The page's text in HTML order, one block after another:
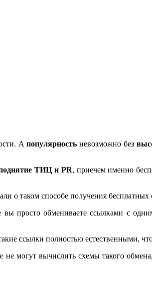
Апопулярность невозможно без
ТИЦ и PR, приечем именно
о таком способе получения бесплатных
вы просто обмениваете ссылками с
ссылки полностью естественными,
могут вычислить схемы такого